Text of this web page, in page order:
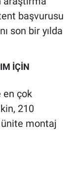
başvurusu
son bir yılda
İÇİN
en çok
210
ünite montaj